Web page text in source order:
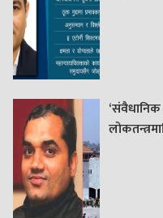
‘संवैधानिक